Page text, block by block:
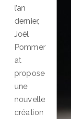
l’an
dernier,
Joël
Pommer
at
propose
une
nouvelle
création